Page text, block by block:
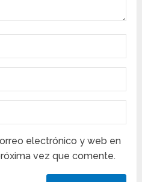
electrónico y web en
vez que comente.